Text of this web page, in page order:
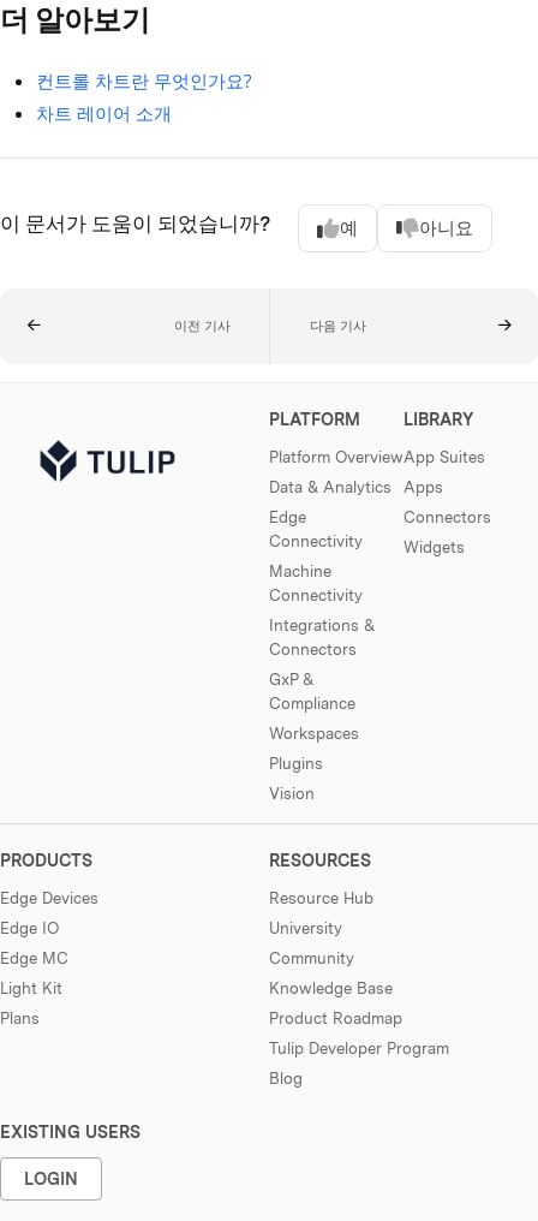
더 알아보기
컨트롤 차트란 무엇인가요?
차트 레이어 소개
이 문서가 도움이 되었습니까? 예 아니요
이전 기사 다음 기사
PLATFORM
Platform Overview
Data & Analytics
Edge
Connectivity
Machine
Connectivity
Integrations &
Connectors
GxP &
Compliance
Workspaces
Plugins
Vision
LIBRARY
App Suites
Apps
Connectors
Widgets
PRODUCTS
Edge Devices
Edge IO
Edge MC
Light Kit
Plans
RESOURCES
Resource Hub
University
Community
Knowledge Base
Product Roadmap
Tulip Developer Program
Blog
EXISTING USERS
LOGIN